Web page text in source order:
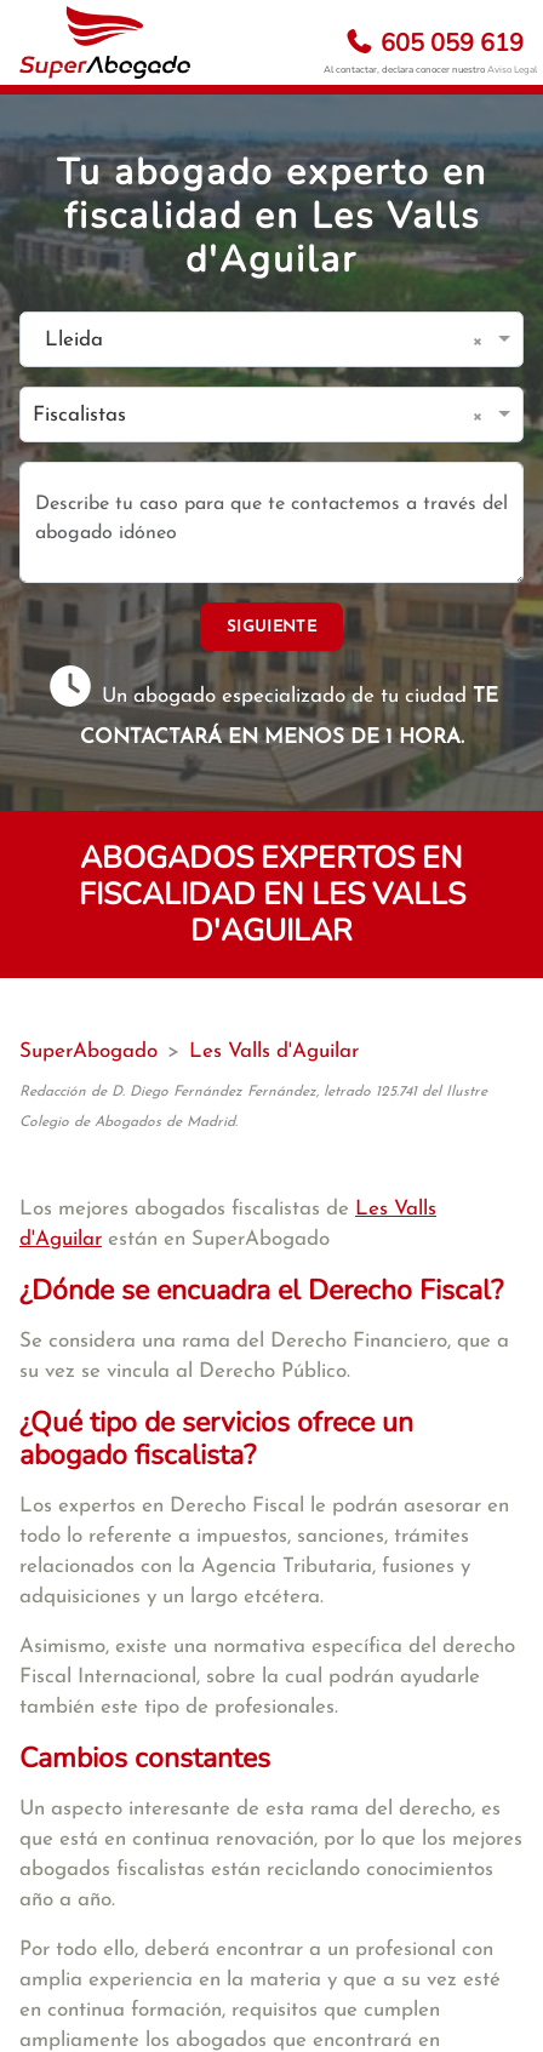
605 059 619
Al contactar, declara conocer nuestroAviso Legal
Tu abogado experto en
fiscalidad en Les Valls
d'Aguilar
Lleida ×
Fiscalistas ×
SIGUIENTE
Un abogado especializado de tu ciudad TE
CONTACTARÁ EN MENOS DE 1 HORA.
ABOGADOS EXPERTOS EN
FISCALIDAD EN LES VALLS
D'AGUILAR
SuperAbogado > Les Valls d'Aguilar
Redacción de D. Diego Fernández Fernández, letrado 125.741 del Ilustre
Colegio de Abogados de Madrid.
Los mejores abogados fiscalistas de Les Valls
d'Aguilar están en SuperAbogado
¿Dónde se encuadra el Derecho Fiscal?
Se considera una rama del Derecho Financiero, que a
su vez se vincula al Derecho Público.
¿Qué tipo de servicios ofrece un
abogado fiscalista?
Los expertos en Derecho Fiscal le podrán asesorar en
todo lo referente a impuestos, sanciones, trámites
relacionados con la Agencia Tributaria, fusiones y
adquisiciones y un largo etcétera.
Asimismo, existe una normativa específica del derecho
Fiscal Internacional, sobre la cual podrán ayudarle
también este tipo de profesionales.
Cambios constantes
Un aspecto interesante de esta rama del derecho, es
que está en continua renovación, por lo que los mejores
abogados fiscalistas están reciclando conocimientos
año a año.
Por todo ello, deberá encontrar a un profesional con
amplia experiencia en la materia y que a su vez esté
en continua formación, requisitos que cumplen
ampliamente los abogados que encontrará en